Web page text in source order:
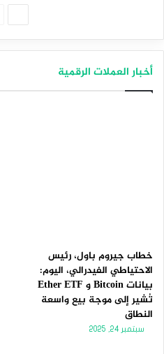
أخبار العملات الرقمية
خطاب جيروم باول، رئيس
الاحتياطي الفيدرالي، اليوم:
بيانات Bitcoin و Ether ETF
تُشير إلى موجة بيع واسعة
النطاق
سبتمبر 24, 2025